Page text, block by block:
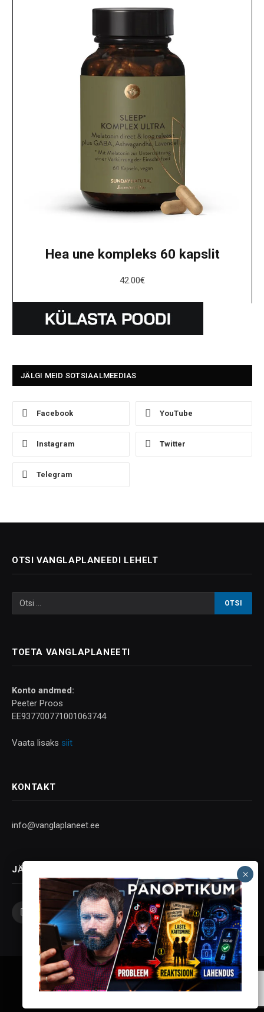
Hea une kompleks 60 kapslit
42.00€
JÄLGI MEID SOTSIAALMEEDIAS
Facebook YouTube
Instagram Twitter
Telegram
OTSI VANGLAPLANEEDI LEHELT
TOETA VANGLAPLANEETI
Konto andmed:
Peeter Proos
EE937700771001063744
Vaata lisaks siit
KONTAKT
info@vanglaplaneet.ee
JÄLGI SOTSIAALMEEDIAS
Facebook
X
(Twitter)
InstagramYouTubeTelegram
Vanglaplaneet - Vastupanu Vaim